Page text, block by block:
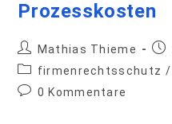
Prozesskosten
Mathias Thieme
firmenrechtsschutz /
0 Kommentare